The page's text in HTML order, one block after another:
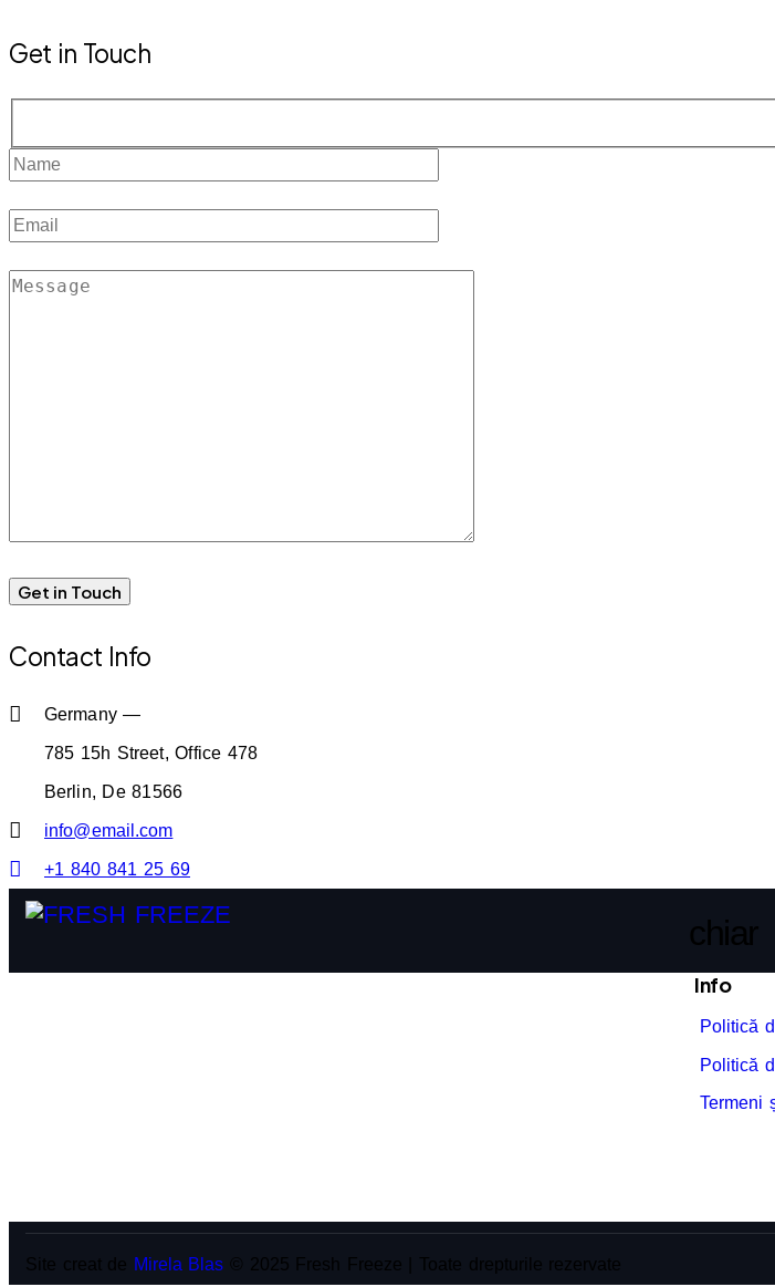
Get in Touch
Contact Info
Germany —
785 15h Street, Office 478
Berlin, De 81566
info@email.com
+1 840 841 25 69
Info
Politică
Politică
Termeni
Site creat de Mirela Blas © 2025 Fresh Freeze | Toate drepturile rezervate